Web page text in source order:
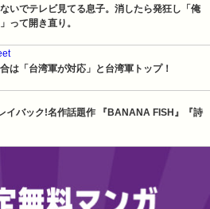
いでテレビ見てる息子。消したら発狂し「俺
って開き直り。
は「台湾軍が対応」と台湾軍トップ！
イバック!名作話題作 『BANANA FISH』『詩